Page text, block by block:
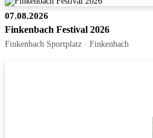
07.08.2026
Finkenbach Festival 2026
Finkenbach Sportplatz · Finkenbach